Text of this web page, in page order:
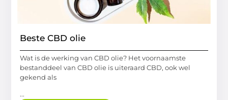
Beste CBD olie
Wat is de werking van CBD olie? Het voornaamste
bestanddeel van CBD olie is uiteraard CBD, ook wel
gekend als
...